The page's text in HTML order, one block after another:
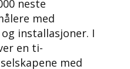
neste
med
installasjoner. I
en ti-
med